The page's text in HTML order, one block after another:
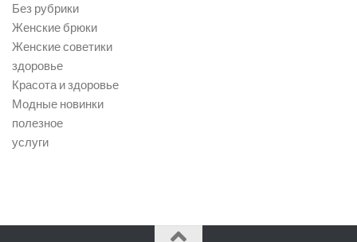
Без рубрики
Женские брюки
Женские советики
здоровье
Красота и здоровье
Модные новинки
полезное
услуги